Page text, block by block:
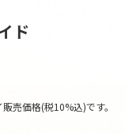
ド
売価格(税10%込)です。